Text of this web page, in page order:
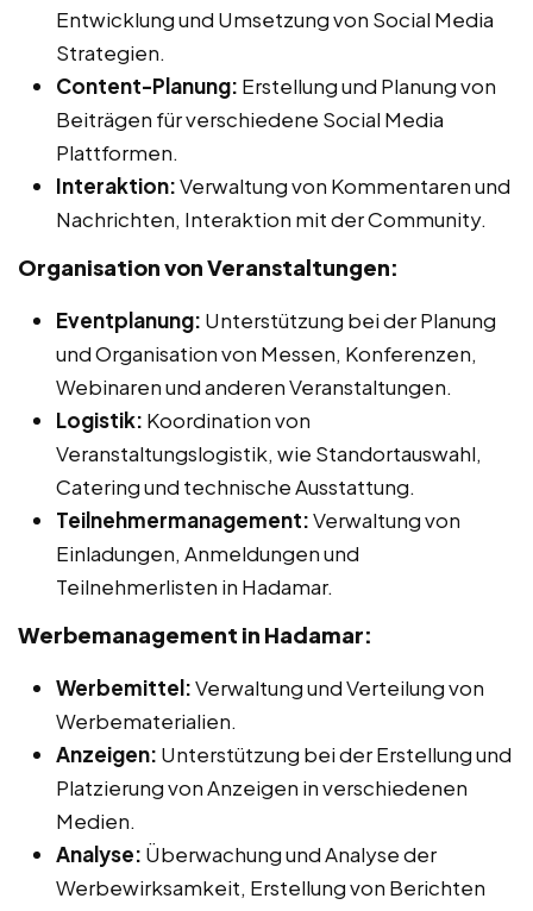
Entwicklung und Umsetzung von Social Media
Strategien.
Content-Planung: Erstellung und Planung von
Beiträgen für verschiedene Social Media
Plattformen.
Interaktion:Verwaltung von Kommentaren und
Nachrichten, Interaktion mit der Community.
Organisation von Veranstaltungen:
Eventplanung: Unterstützung bei der Planung
und Organisation von Messen, Konferenzen,
Webinaren und anderen Veranstaltungen.
Logistik: Koordination von
Veranstaltungslogistik, wie Standortauswahl,
Catering und technische Ausstattung.
Teilnehmermanagement:Verwaltung von
Einladungen, Anmeldungen und
Teilnehmerlisten in Hadamar.
Werbemanagement in Hadamar:
Werbemittel:Verwaltung und Verteilung von
Werbematerialien.
Anzeigen: Unterstützung bei der Erstellung und
Platzierung von Anzeigen in verschiedenen
Medien.
Analyse: Überwachung und Analyse der
Werbewirksamkeit, Erstellung von Berichten